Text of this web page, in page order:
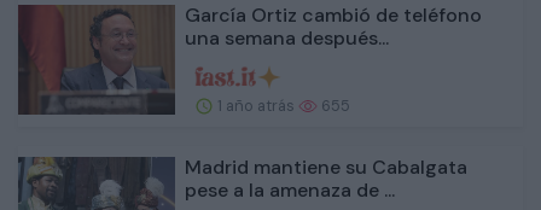
García Ortiz cambió de teléfono
una semana después...
1 año atrás 655
Madrid mantiene su Cabalgata
pese a la amenaza de ...